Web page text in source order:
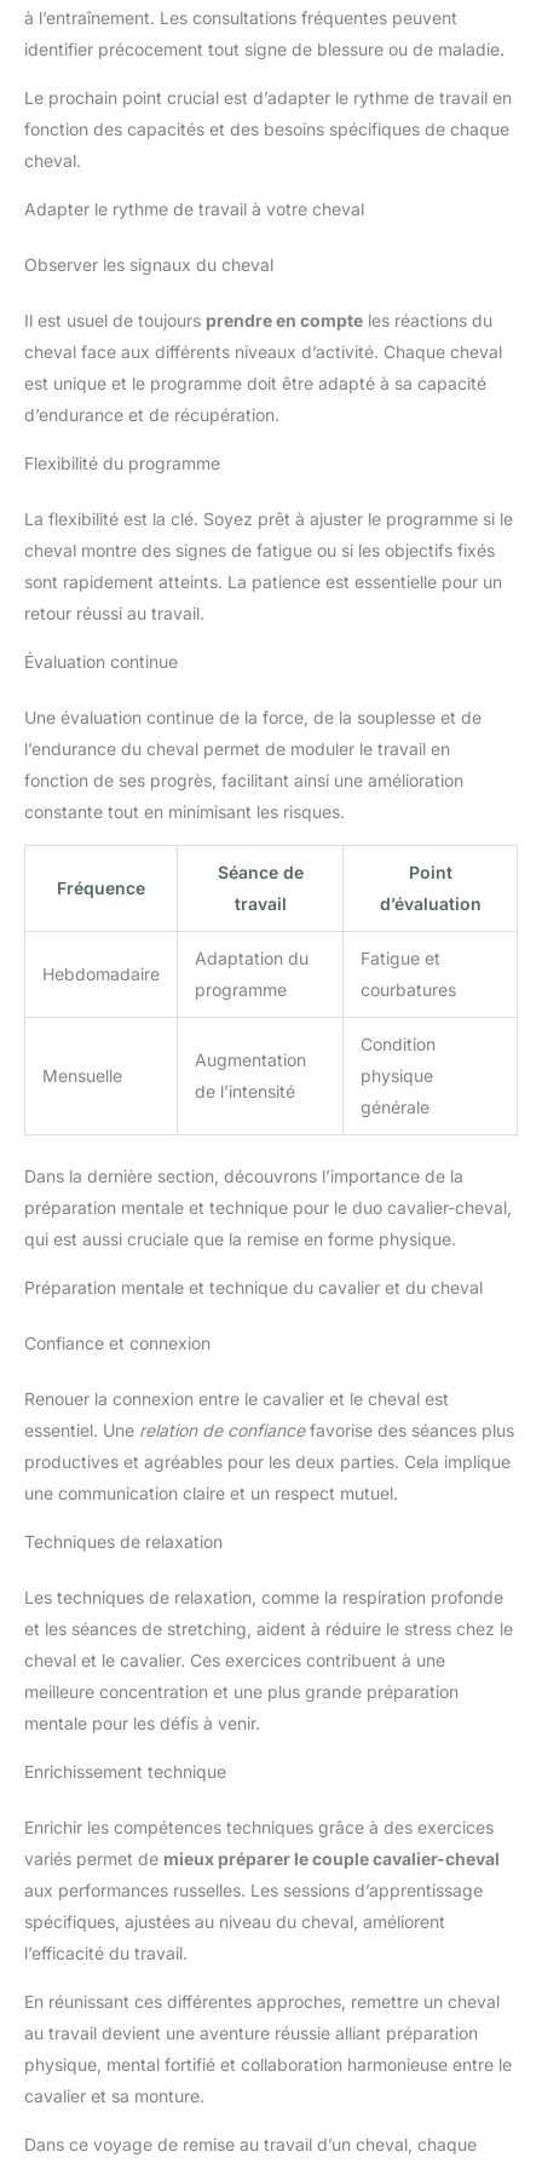
à l’entraînement. Les consultations fréquentes peuvent
identifier précocement tout signe de blessure ou de maladie.
Le prochain point crucial est d’adapter le rythme de travail en
fonction des capacités et des besoins spécifiques de chaque
cheval.
Adapter le rythme de travail à votre cheval
Observer les signaux du cheval
Il est usuel de toujours prendre en compte les réactions du
cheval face aux différents niveaux d’activité. Chaque cheval
est unique et le programme doit être adapté à sa capacité
d’endurance et de récupération.
Flexibilité du programme
La flexibilité est la clé. Soyez prêt à ajuster le programme si le
cheval montre des signes de fatigue ou si les objectifs fixés
sont rapidement atteints. La patience est essentielle pour un
retour réussi au travail.
Évaluation continue
Une évaluation continue de la force, de la souplesse et de
l’endurance du cheval permet de moduler le travail en
fonction de ses progrès, facilitant ainsi une amélioration
constante tout en minimisant les risques.
Fréquence
Séance de
travail
Point
d’évaluation
Hebdomadaire
Adaptation du
programme
Fatigue et
courbatures
Mensuelle
Augmentation
de l’intensité
Condition
physique
générale
Dans la dernière section, découvrons l’importance de la
préparation mentale et technique pour le duo cavalier-cheval,
qui est aussi cruciale que la remise en forme physique.
Préparation mentale et technique du cavalier et du cheval
Confiance et connexion
Renouer la connexion entre le cavalier et le cheval est
essentiel. Une relation de confiancefavorise des séances plus
productives et agréables pour les deux parties. Cela implique
une communication claire et un respect mutuel.
Techniques de relaxation
Les techniques de relaxation, comme la respiration profonde
et les séances de stretching, aident à réduire le stress chez le
cheval et le cavalier. Ces exercices contribuent à une
meilleure concentration et une plus grande préparation
mentale pour les défis à venir.
Enrichissement technique
Enrichir les compétences techniques grâce à des exercices
variés permet de mieux préparer le couple cavalier-cheval
aux performances russelles. Les sessions d’apprentissage
spécifiques, ajustées au niveau du cheval, améliorent
l’efficacité du travail.
En réunissant ces différentes approches, remettre un cheval
au travail devient une aventure réussie alliant préparation
physique, mental fortifié et collaboration harmonieuse entre le
cavalier et sa monture.
Dans ce voyage de remise au travail d’un cheval, chaque